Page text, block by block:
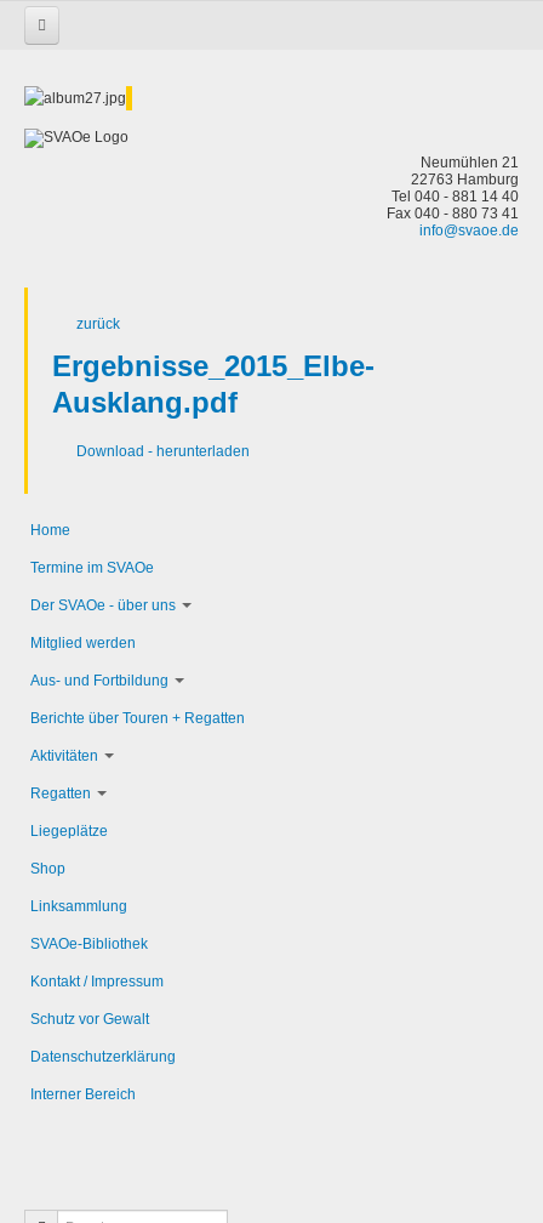
Neumühlen 21
22763 Hamburg
Tel 040 - 881 14 40
Fax 040 - 880 73 41
info@svaoe.de
zurück
Ergebnisse_2015_Elbe-
Ausklang.pdf
Download - herunterladen
Home
Termine im SVAOe
Der SVAOe - über uns
Mitglied werden
Aus- und Fortbildung
Berichte über Touren + Regatten
Aktivitäten
Regatten
Liegeplätze
Shop
Linksammlung
SVAOe-Bibliothek
Kontakt / Impressum
Schutz vor Gewalt
Datenschutzerklärung
Interner Bereich